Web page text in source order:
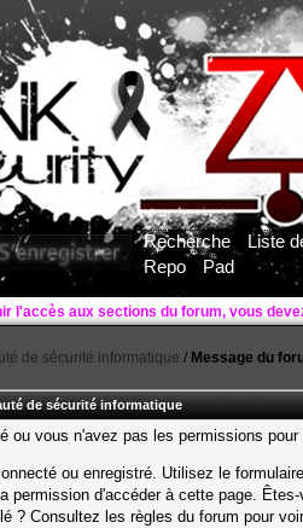
Recherche
Liste
Repo
Pad
l'accès aux sections du forum, vous
de sécurité informatique / Message du
de sécurité informatique
ou vous n'avez pas les permissions
ou enregistré. Utilisez le
permission d'accéder à cette page.
? Consultez les règles du forum pour